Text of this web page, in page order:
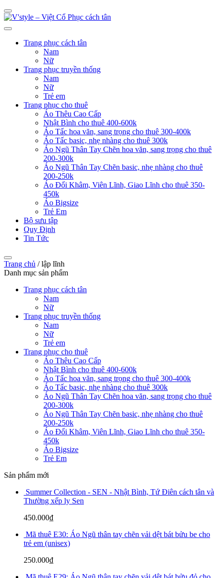
Trang phục cách tân
Nam
Nữ
Trang phục truyền thống
Nam
Nữ
Trẻ em
Trang phục cho thuê
Áo Thêu Cao Cấp
Nhật Bình cho thuê 400-600k
Áo Tấc hoa văn, sang trọng cho thuê 300-400k
Áo Tấc basic, nhẹ nhàng cho thuê 300k
Áo Ngũ Thân Tay Chẽn hoa văn, sang trọng cho thuê
200-300k
Áo Ngũ Thân Tay Chẽn basic, nhẹ nhàng cho thuê
200-250k
Áo Đối Khâm, Viên Lĩnh, Giao Lĩnh cho thuê 350-
450k
Áo Bigsize
Trẻ Em
Bộ sưu tập
Quy Định
Tin Tức
Trang chủ /lập lĩnh
Danh mục sản phẩm
Trang phục cách tân
Nam
Nữ
Trang phục truyền thống
Nam
Nữ
Trẻ em
Trang phục cho thuê
Áo Thêu Cao Cấp
Nhật Bình cho thuê 400-600k
Áo Tấc hoa văn, sang trọng cho thuê 300-400k
Áo Tấc basic, nhẹ nhàng cho thuê 300k
Áo Ngũ Thân Tay Chẽn hoa văn, sang trọng cho thuê
200-300k
Áo Ngũ Thân Tay Chẽn basic, nhẹ nhàng cho thuê
200-250k
Áo Đối Khâm, Viên Lĩnh, Giao Lĩnh cho thuê 350-
450k
Áo Bigsize
Trẻ Em
Sản phẩm mới
Summer Collection - SEN - Nhật Bình, Tứ Điên cách tân và
Thường xếp ly Sen
450.000₫
Mã thuê E30: Áo Ngũ thân tay chẽn vải dệt bát bửu be cho
trẻ em (unisex)
250.000₫